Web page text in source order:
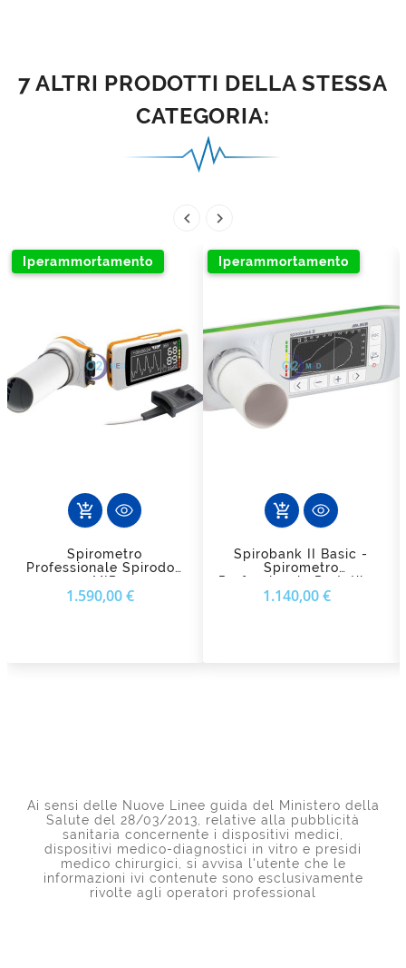
7 ALTRI PRODOTTI DELLA STESSA
CATEGORIA:
 
add_shopping_cart
Iperammortamento
Spirometro
Professionale Spirodoc
MIR
1.590,00 €
add_shopping_cart
Iperammortamento
Spirobank II Basic -
Spirometro
Professionale Portatile -
MIR
1.140,00 €
Ai sensi delle Nuove Linee guida del Ministero della
Salute del 28/03/2013, relative alla pubblicità
sanitaria concernente i dispositivi medici,
dispositivi medico-diagnostici in vitro e presidi
medico chirurgici, si avvisa l'utente che le
informazioni ivi contenute sono esclusivamente
rivolte agli operatori professional